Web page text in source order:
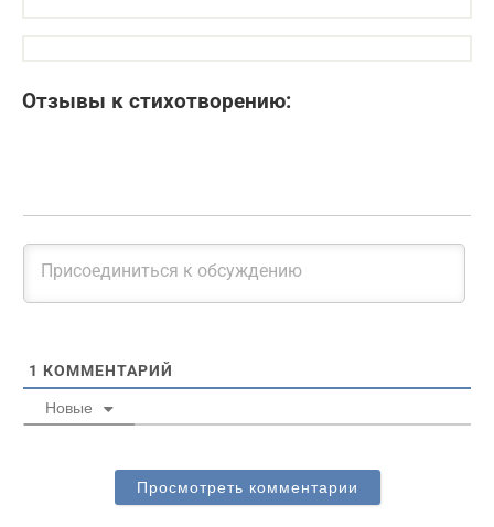
Отзывы к стихотворению:
1 КОММЕНТАРИЙ
Новые
Просмотреть комментарии